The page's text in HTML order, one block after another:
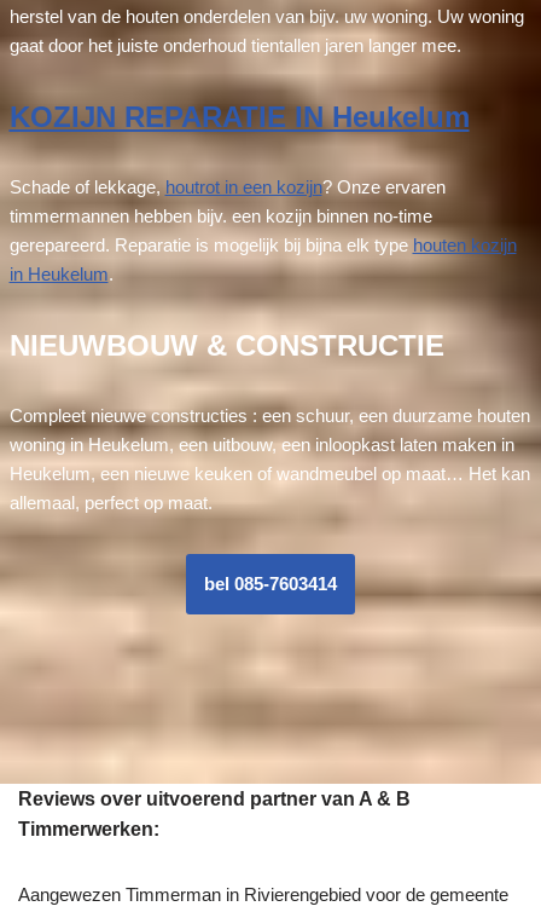
herstel van de houten onderdelen van bijv. uw woning. Uw woning
gaat door het juiste onderhoud tientallen jaren langer mee.
KOZIJN REPARATIE IN Heukelum
Schade of lekkage, houtrot in een kozijn? Onze ervaren
timmermannen hebben bijv. een kozijn binnen no-time
gerepareerd. Reparatie is mogelijk bij bijna elk type houten kozijn
in Heukelum.
NIEUWBOUW & CONSTRUCTIE
Compleet nieuwe constructies : een schuur, een duurzame houten
woning in Heukelum, een uitbouw, een inloopkast laten maken in
Heukelum, een nieuwe keuken of wandmeubel op maat… Het kan
allemaal, perfect op maat.
bel 085-7603414
Reviews over uitvoerend partner van A & B
Timmerwerken:
Aangewezen Timmerman in Rivierengebied voor de gemeente